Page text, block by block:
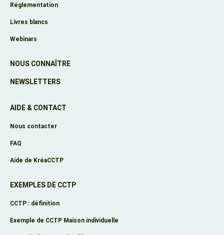
Réglementation
Livres blancs
Webinars
NOUS CONNAÎTRE
NEWSLETTERS
AIDE & CONTACT
Nous contacter
FAQ
Aide de KréaCCTP
EXEMPLES DE CCTP
CCTP : définition
Exemple de CCTP Maison individuelle